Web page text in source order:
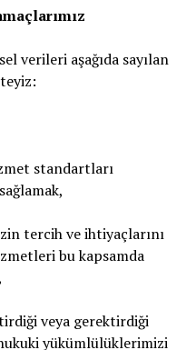
verileri aşağıda sayılan
standartları
tercih ve ihtiyaçlarını
bu kapsamda
veya gerektirdiği
yükümlülüklerimizi